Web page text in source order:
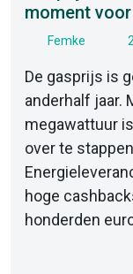
moment
contract
Femke
De gasprijs is
anderhalf jaar.
megawattuur
over te
hoge
honderden